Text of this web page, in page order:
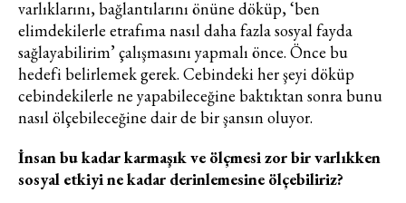
Turkuvaz Haberleşme ve Yayıncılık
A.Ş. tarafından
https://vogue.com.tr/internet sitesi
üzerinden sunulan ürün ve
pazarlama ve kutlama/ temenni
amaçlı her türlü e-bülten/ ticari
varlıklarını, bağlantılarını önüne döküp, ‘ben
elimdekilerle etrafıma nasıl daha fazla sosyal fayda
sağlayabilirim’ çalışmasını yapmalı önce. Önce bu
hedefi belirlemek gerek. Cebindeki her şeyi döküp
cebindekilerle ne yapabileceğine baktıktan sonra bunu
nasıl ölçebileceğine dair de bir şansın oluyor.
İnsan bu kadar karmaşık ve ölçmesi zor bir varlıkken
sosyal etkiyi ne kadar derinlemesine ölçebiliriz?